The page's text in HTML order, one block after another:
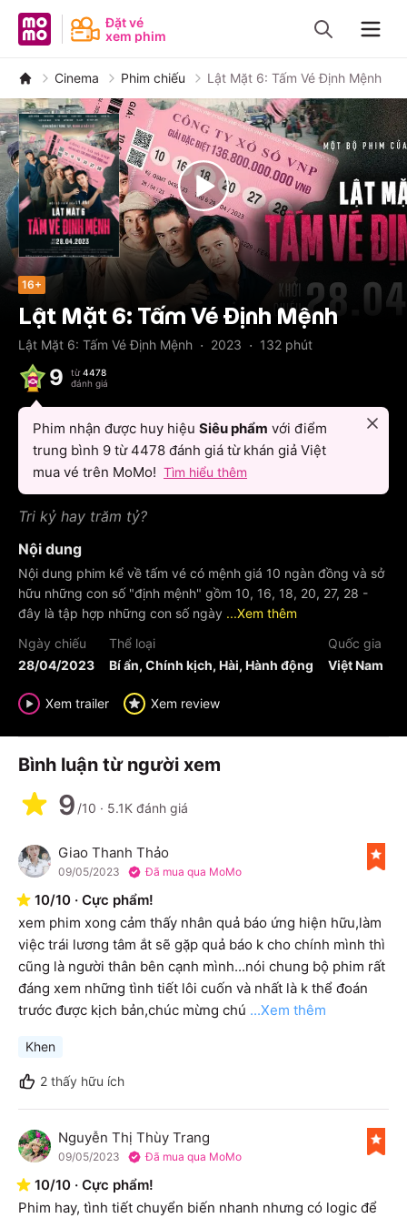
MoMo - Ứng dụng tài chính
Đặt vé
xem phim
Cinema Phim chiếu Lật Mặt 6: Tấm Vé Định Mệnh
16+
Lật Mặt 6: Tấm Vé Định Mệnh
Lật Mặt 6: Tấm Vé Định Mệnh · 2023 · 132 phút
9 từ 4478
đánh giá
Phim nhận được huy hiệu Siêu phẩm với điểm
trung bình 9 từ4478 đánh giá từ khán giả Việt
mua vé trên MoMo! Tìm hiểu thêm
Tri kỷ hay trăm tỷ?
Nội dung
Nội dung phim kể về tấm vé có mệnh giá 10 ngàn đồng và sở
hữu những con số "định mệnh" gồm 10, 16, 18, 20, 27, 28 -
đây là tập hợp những con số ngày ...Xem thêm
Ngày chiếu
28/04/2023
Thể loại
Bí ẩn, Chính kịch, Hài, Hành động
Quốc gia
Việt Nam
Xem trailer Xem review
Bình luận từ người xem
9 /10 · 5.1K đánh giá
G Giao Thanh Thảo
09/05/2023 Đã mua qua MoMo
10/10 · Cực phẩm!
xem phim xong cảm thấy nhân quả báo ứng hiện hữu,làm
việc trái lương tâm ắt sẽ gặp quả báo k cho chính mình thì
cũng là người thân bên cạnh mình...nói chung bộ phim rất
đáng xem những tình tiết lôi cuốn và nhất là k thể đoán
trước được kịch bản,chúc mừng chú ...Xem thêm
Khen
2 thấy hữu ích
N Nguyễn Thị Thùy Trang
09/05/2023 Đã mua qua MoMo
10/10 · Cực phẩm!
Phim hay, tình tiết chuyển biến nhanh nhưng có logic để